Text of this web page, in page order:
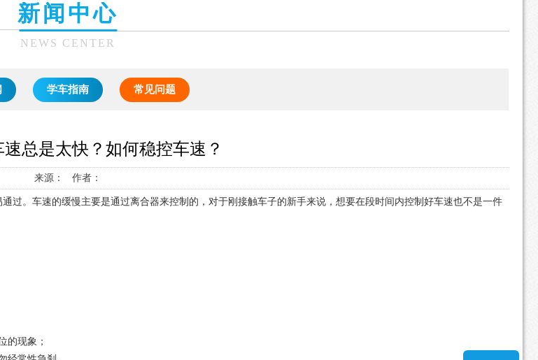
新闻中心
NEWS CENTER
学车指南 常见问题
速总是太快？如何稳控车速？
来源： 作者：
过。车速的缓慢主要是通过离合器来控制的，对于刚接触车子的新手来说，想要在段时间内控制好车速也不是一件
的现象；